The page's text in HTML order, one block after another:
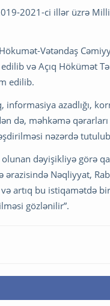
2021-ci illər üzrə Milli
Vətəndaş
və Açıq Hökümət
edilib.
informasiya azadlığı,
də, məhkəmə
nəzərdə
dəyişikliyə görə
ərazisində Nəqliyyat,
artıq bu istiqamətdə
gözlənilir”.